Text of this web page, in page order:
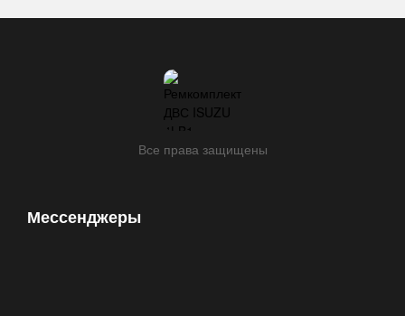
Все права защищены
Мессенджеры